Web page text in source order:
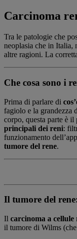
Carcinoma
Tra le patologie che
neoplasia che in Italia,
altre ragioni. La
Che cosa sono i
Prima di parlare di
fagiolo e la grandezza
corpo, questa parte è
principali dei reni:
funzionamento
tumore del rene.
Il tumore del rene:
Il carcinoma a cellule
il tumore di Wilms